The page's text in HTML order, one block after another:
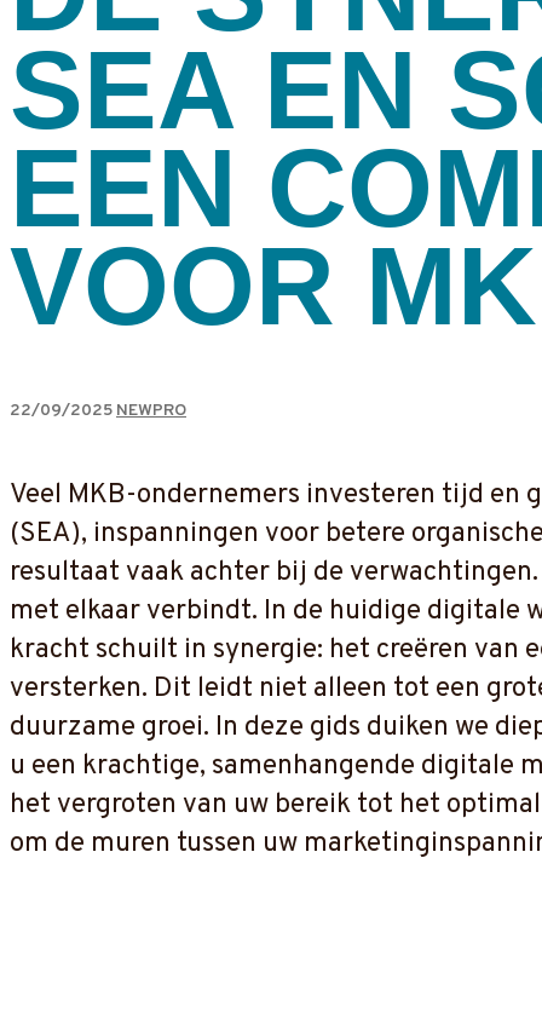
SEA EN
EEN
VOOR
22/09/2025 NEWPRO
Veel MKB-ondernemers investeren tijd en
(SEA), inspanningen voor betere
resultaat vaak achter bij de
met elkaar verbindt. In de huidige digitale
kracht schuilt in synergie: het creëren van
versterken. Dit leidt niet alleen tot een
duurzame groei. In deze gids duiken we
u een krachtige, samenhangende digitale
het vergroten van uw bereik tot het
om de muren tussen uw